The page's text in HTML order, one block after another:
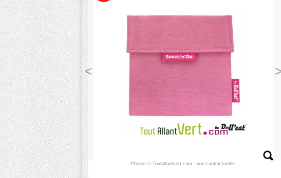
<
Photos © Toutallantvert.com - non contractuelles